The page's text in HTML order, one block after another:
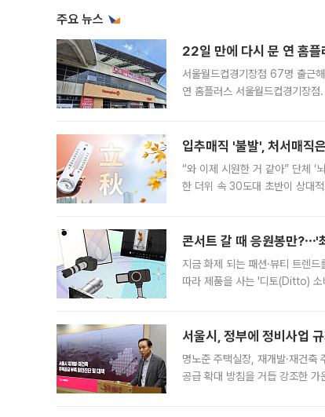
주요 뉴스
22일 만에 다시 문 연 홈
서울월드컵경기장점 67명 출근
연 홈플러스 서울월드컵경기장
입추매직 '불발', 처서매직
“와 이제 시원한 거 같아” 단체 ‘
한 더위 속 30도대 초반이 상대
콘서트 갈 때 응원봉만?⋯'
지금 화제 되는 패션·뷰티 트렌
따라 제품을 사는 '디토(Ditto) 소
서울시, 정부에 정비사업
명노준 주택실장, 재개발·재건축
공급 확대 방침을 거듭 강조한